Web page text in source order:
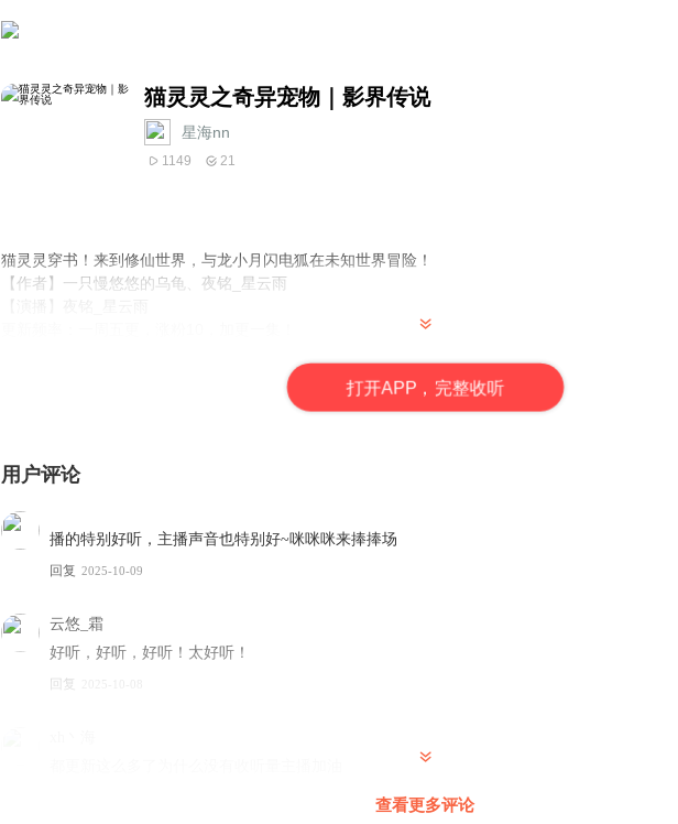
猫灵灵之奇异宠物｜影界传说
星海nn
1149 21
猫灵灵穿书！来到修仙世界，与龙小月闪电狐在未知世界冒险！
【作者】一只慢悠悠的乌龟、夜铭_星云雨
打开APP，完整收听
用户评论
播的特别好听，主播声音也特别好~咪咪咪来捧捧场
回复 2025-10-09
云悠_霜
好听，好听，好听！太好听！
回复
查看更多评论